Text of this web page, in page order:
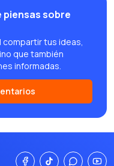
piensas sobre
compartir tus ideas,
que también
informadas.